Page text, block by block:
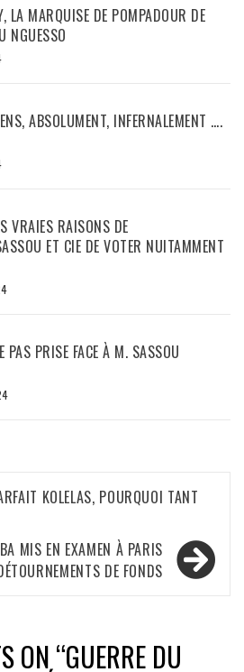
LA MARQUISE DE POMPADOUR DE
NGUESSO
ABSOLUMENT, INFERNALEMENT ….
VRAIES RAISONS DE
ET CIE DE VOTER NUITAMMENT
PAS PRISE FACE À M. SASSOU
KOLELAS, POURQUOI TANT
MIS EN EXAMEN À PARIS
DE FONDS
ON “GUERRE DU